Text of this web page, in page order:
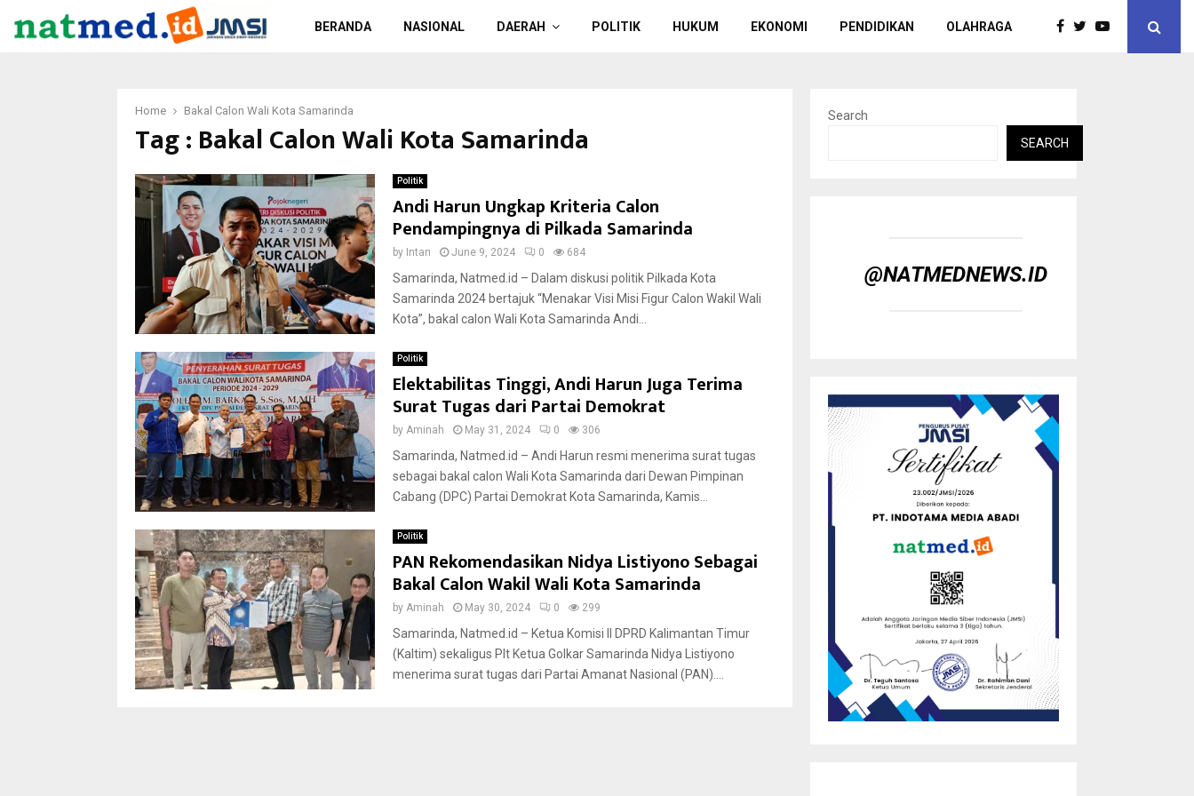
BERANDA NASIONAL DAERAH POLITIK HUKUM EKONOMI PENDIDIKAN OLAHRAGA
Home Bakal Calon Wali Kota Samarinda
Tag : Bakal Calon Wali Kota Samarinda
Politik
Andi Harun Ungkap Kriteria Calon
Pendampingnya di Pilkada Samarinda
by Intan June 9, 2024 0 684
Samarinda, Natmed.id – Dalam diskusi politik Pilkada Kota
Samarinda 2024 bertajuk “Menakar Visi Misi Figur Calon Wakil Wali
Kota”, bakal calon Wali Kota Samarinda Andi...
Politik
Elektabilitas Tinggi, Andi Harun Juga Terima
Surat Tugas dari Partai Demokrat
by Aminah May 31, 2024 0 306
Samarinda, Natmed.id – Andi Harun resmi menerima surat tugas
sebagai bakal calon Wali Kota Samarinda dari Dewan Pimpinan
Cabang (DPC) Partai Demokrat Kota Samarinda, Kamis...
Politik
PAN Rekomendasikan Nidya Listiyono Sebagai
Bakal Calon Wakil Wali Kota Samarinda
by Aminah May 30, 2024 0 299
Samarinda, Natmed.id – Ketua Komisi II DPRD Kalimantan Timur
(Kaltim) sekaligus Plt Ketua Golkar Samarinda Nidya Listiyono
menerima surat tugas dari Partai Amanat Nasional (PAN)....
Search
SEARCH
@NATMEDNEWS.ID